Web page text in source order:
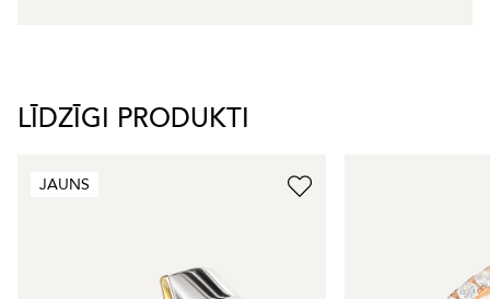
LĪDZĪGI PRODUKTI
JAUNS